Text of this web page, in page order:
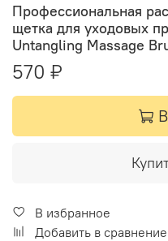
Профессиональная
щетка для уходовых
Untangling Massage
570 ₽
В избранное
Добавить в сравнение